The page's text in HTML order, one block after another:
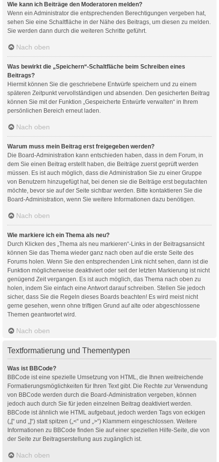
Wie kann ich Beiträge den Moderatoren melden?
Wenn ein Administrator die entsprechenden Berechtigungen vergeben hat,
sehen Sie eine Schaltfläche in der Nähe des Beitrags, um diesen zu melden.
Sie werden dann durch die weiteren Schritte geführt.
Nach oben
Was bewirkt die „Speichern“-Schaltfläche beim Schreiben eines
Beitrags?
Hiermit können Sie die geschriebene Entwürfe speichern und zu einem
späteren Zeitpunkt vervollständigen und absenden. Den gesicherten Beitrag
können Sie mit der Funktion „Gespeicherte Entwürfe verwalten“ in Ihrem
persönlichen Bereich erneut laden.
Nach oben
Warum muss mein Beitrag erst freigegeben werden?
Die Board-Administration kann entschieden haben, dass in dem Forum, in
dem Sie einen Beitrag erstellt haben, die Beiträge zuerst geprüft werden
müssen. Es ist auch möglich, dass die Administration Sie zu einer Gruppe
von Benutzern hinzugefügt hat, bei denen sie die Beiträge erst begutachten
möchte, bevor sie auf der Seite sichtbar werden. Bitte kontaktieren Sie die
Board-Administration, wenn Sie weitere Informationen dazu benötigen.
Nach oben
Wie markiere ich ein Thema als neu?
Durch Klicken des „Thema als neu markieren“-Links in der Beitragsansicht
können Sie das Thema wieder ganz nach oben auf die erste Seite des
Forums holen. Wenn Sie den entsprechenden Link nicht sehen, dann ist die
Funktion möglicherweise deaktiviert oder seit der letzten Markierung ist nicht
genügend Zeit vergangen. Es ist auch möglich, das Thema nach oben zu
holen, indem Sie einfach eine Antwort darauf schreiben. Stellen Sie jedoch
sicher, dass Sie die Regeln dieses Boards beachten! Es wird meist nicht
gerne gesehen, wenn ohne triftigen Grund auf alte oder abgeschlossene
Themen geantwortet wird.
Nach oben
Textformatierung und Thementypen
Was ist BBCode?
BBCode ist eine spezielle Umsetzung von HTML, die Ihnen weitreichende
Formatierungsmöglichkeiten für Ihren Text gibt. Die Rechte zur Verwendung
von BBCode werden durch die Board-Administration vergeben, können
jedoch auch durch Sie für jeden einzelnen Beitrag deaktiviert werden.
BBCode ist ähnlich wie HTML aufgebaut, jedoch werden Tags von eckigen
(„[“ und „]“) statt spitzen („<“ und „>“) Klammern eingeschlossen. Weitere
Informationen zu BBCode finden Sie auf einer speziellen Hilfe-Seite, die von
der Seite zur Beitragserstellung aus zugänglich ist.
Nach oben